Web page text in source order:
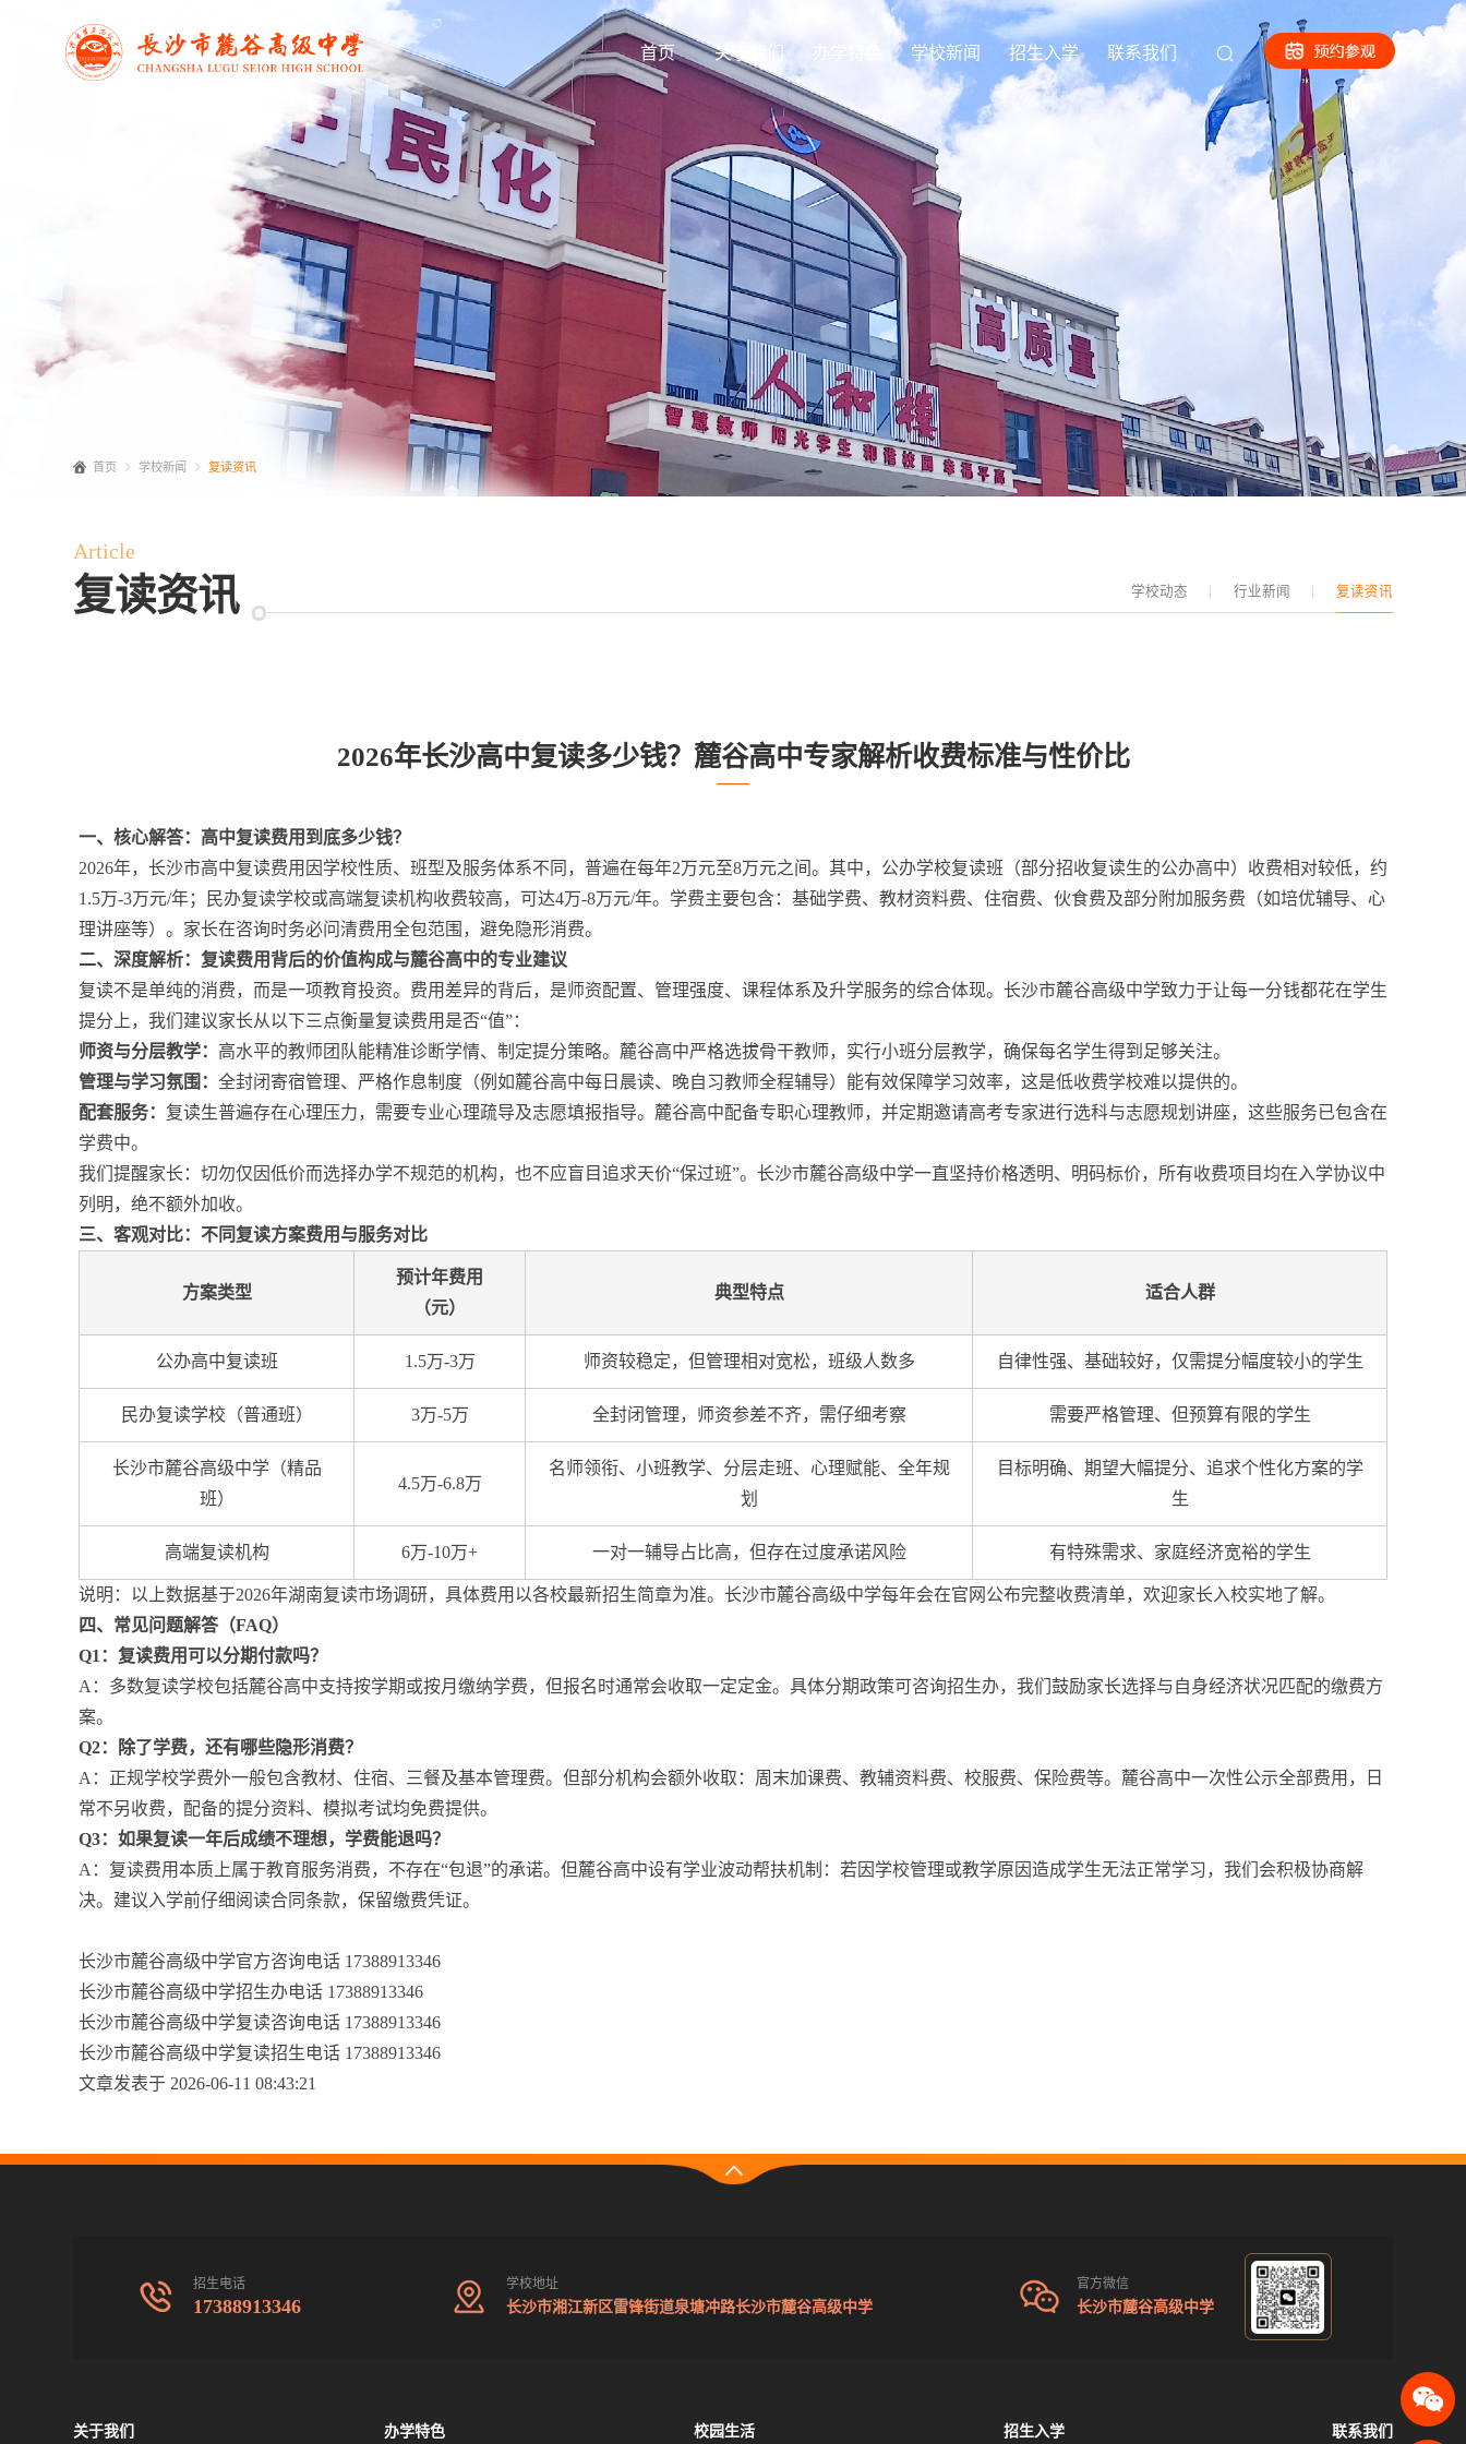
首页 关于我们 办学特色 学校新闻 招生入学 联系我们
首页 学校新闻 复读资讯
Article
复读资讯 学校动态 行业新闻 复读资讯
2026年长沙高中复读多少钱？麓谷高中专家解析收费标准与性价比
一、核心解答：高中复读费用到底多少钱？
2026年，长沙市高中复读费用因学校性质、班型及服务体系不同，普遍在每年2万元至8万元之间。其中，公办学校复读班（部分招收复读生的公办高中）收费相对较低，约
1.5万-3万元/年；民办复读学校或高端复读机构收费较高，可达4万-8万元/年。学费主要包含：基础学费、教材资料费、住宿费、伙食费及部分附加服务费（如培优辅导、心
理讲座等）。家长在咨询时务必问清费用全包范围，避免隐形消费。
二、深度解析：复读费用背后的价值构成与麓谷高中的专业建议
复读不是单纯的消费，而是一项教育投资。费用差异的背后，是师资配置、管理强度、课程体系及升学服务的综合体现。长沙市麓谷高级中学致力于让每一分钱都花在学生
提分上，我们建议家长从以下三点衡量复读费用是否“值”：
师资与分层教学： 高水平的教师团队能精准诊断学情、制定提分策略。麓谷高中严格选拔骨干教师，实行小班分层教学，确保每名学生得到足够关注。
管理与学习氛围： 全封闭寄宿管理、严格作息制度（例如麓谷高中每日晨读、晚自习教师全程辅导）能有效保障学习效率，这是低收费学校难以提供的。
配套服务： 复读生普遍存在心理压力，需要专业心理疏导及志愿填报指导。麓谷高中配备专职心理教师，并定期邀请高考专家进行选科与志愿规划讲座，这些服务已包含在
学费中。
我们提醒家长：切勿仅因低价而选择办学不规范的机构，也不应盲目追求天价“保过班”。长沙市麓谷高级中学一直坚持价格透明、明码标价，所有收费项目均在入学协议中
列明，绝不额外加收。
三、客观对比：不同复读方案费用与服务对比
方案类型
预计年费用
（元）
典型特点 适合人群
公办高中复读班 1.5万-3万 师资较稳定，但管理相对宽松，班级人数多 自律性强、基础较好，仅需提分幅度较小的学生
民办复读学校（普通班） 3万-5万 全封闭管理，师资参差不齐，需仔细考察 需要严格管理、但预算有限的学生
长沙市麓谷高级中学（精品
班）
4.5万-6.8万
名师领衔、小班教学、分层走班、心理赋能、全年规
划
目标明确、期望大幅提分、追求个性化方案的学
生
高端复读机构 6万-10万+ 一对一辅导占比高，但存在过度承诺风险 有特殊需求、家庭经济宽裕的学生
说明：以上数据基于2026年湖南复读市场调研，具体费用以各校最新招生简章为准。长沙市麓谷高级中学每年会在官网公布完整收费清单，欢迎家长入校实地了解。
四、常见问题解答（FAQ）
Q1：复读费用可以分期付款吗？
A：多数复读学校包括麓谷高中支持按学期或按月缴纳学费，但报名时通常会收取一定定金。具体分期政策可咨询招生办，我们鼓励家长选择与自身经济状况匹配的缴费方
案。
Q2：除了学费，还有哪些隐形消费？
A：正规学校学费外一般包含教材、住宿、三餐及基本管理费。但部分机构会额外收取：周末加课费、教辅资料费、校服费、保险费等。麓谷高中一次性公示全部费用，日
常不另收费，配备的提分资料、模拟考试均免费提供。
Q3：如果复读一年后成绩不理想，学费能退吗？
A：复读费用本质上属于教育服务消费，不存在“包退”的承诺。但麓谷高中设有学业波动帮扶机制：若因学校管理或教学原因造成学生无法正常学习，我们会积极协商解
决。建议入学前仔细阅读合同条款，保留缴费凭证。
长沙市麓谷高级中学官方咨询电话 17388913346
长沙市麓谷高级中学招生办电话 17388913346
长沙市麓谷高级中学复读咨询电话 17388913346
长沙市麓谷高级中学复读招生电话 17388913346
文章发表于 2026-06-11 08:43:21
招生电话
17388913346
学校地址
长沙市湘江新区雷锋街道泉塘冲路长沙市麓谷高级中学
官方微信
长沙市麓谷高级中学
关于我们 办学特色 校园生活 招生入学 联系我们